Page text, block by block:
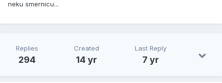
neku smernicu...
Replies
294
Created
14 yr
Last Reply
7 yr